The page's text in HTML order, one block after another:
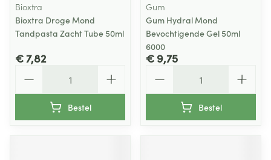
Bioxtra
Bioxtra Droge Mond
Tandpasta Zacht Tube 50ml
€ 7,82
Bestel
Gum
Gum Hydral Mond
Bevochtigende Gel 50ml
6000
€ 9,75
Bestel